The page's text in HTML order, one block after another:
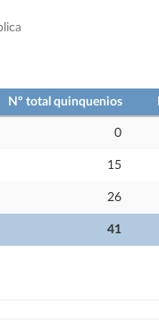
Nº total quinquenios
41
0
15
26